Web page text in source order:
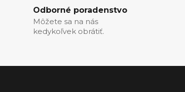
Odborné poradenstvo
Môžete sa na nás
kedykoľvek obrátiť.